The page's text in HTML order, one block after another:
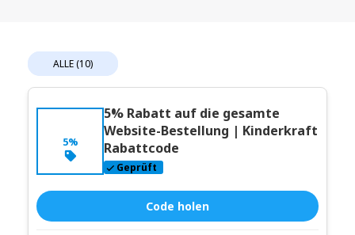
ALLE (10)
5%
5% Rabatt auf die gesamte
Website-Bestellung | Kinderkraft
Rabattcode
Geprüft
Code holen